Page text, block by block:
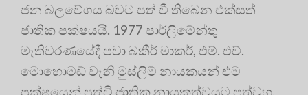
ජන බලවේගය බවට පත් වී තිබෙන එක්සත්
ජාතික පක්ෂයයි. 1977 පාර්ලිමේන්තු
මැතිවරණයේදී පවා බකීර් මාකර්, එම්. එච්.
මොහොමඩ් වැනි මුස්ලිම් නායකයන් එම
පක්ෂයෙන් පත්වී ජාතික නායකත්වයට පත්වූහ.